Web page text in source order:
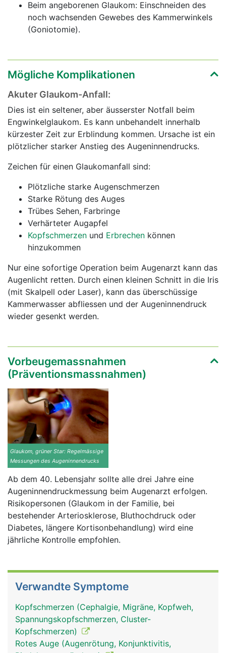
Beim angeborenen Glaukom: Einschneiden des
noch wachsenden Gewebes des Kammerwinkels
(Goniotomie).
Mögliche Komplikationen
Akuter Glaukom-Anfall:
Dies ist ein seltener, aber äusserster Notfall beim
Engwinkelglaukom. Es kann unbehandelt innerhalb
kürzester Zeit zur Erblindung kommen. Ursache ist ein
plötzlicher starker Anstieg des Augeninnendrucks.
Zeichen für einen Glaukomanfall sind:
Plötzliche starke Augenschmerzen
Starke Rötung des Auges
Trübes Sehen, Farbringe
Verhärteter Augapfel
Kopfschmerzen und Erbrechen können
hinzukommen
Nur eine sofortige Operation beim Augenarzt kann das
Augenlicht retten. Durch einen kleinen Schnitt in die Iris
(mit Skalpell oder Laser), kann das überschüssige
Kammerwasser abfliessen und der Augeninnendruck
wieder gesenkt werden.
Vorbeugemassnahmen
(Präventionsmassnahmen)
Glaukom, grüner Star: Regelmässige
Messungen des Augeninnendrucks
Ab dem 40. Lebensjahr sollte alle drei Jahre eine
Augeninnendruckmessung beim Augenarzt erfolgen.
Risikopersonen (Glaukom in der Familie, bei
bestehender Arteriosklerose, Bluthochdruck oder
Diabetes, längere Kortisonbehandlung) wird eine
jährliche Kontrolle empfohlen.
Verwandte Symptome
Kopfschmerzen (Cephalgie, Migräne, Kopfweh,
Spannungskopfschmerzen, Cluster-
Kopfschmerzen)
Rotes Auge (Augenrötung, Konjunktivitis,